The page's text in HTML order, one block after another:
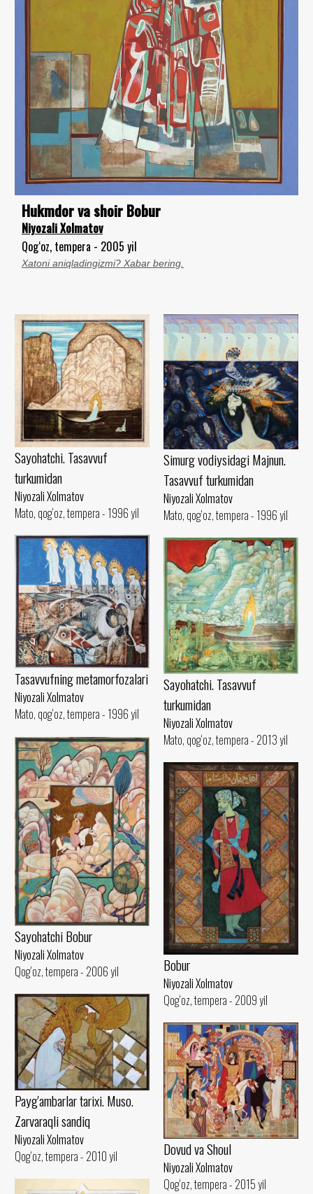
Hukmdor va shoir Bobur
Niyozali Xolmatov
Qog‘oz, tempera - 2005 yil
Xatoni aniqladingizmi? Xabar bering.
Sayohatchi. Tasavvuf
turkumidan
Niyozali Xolmatov
Mato, qog‘oz, tempera - 1996 yil
Simurg vodiysidagi Majnun.
Tasavvuf turkumidan
Niyozali Xolmatov
Mato, qog‘oz, tempera - 1996 yil
Tasavvufning metamorfozalari
Niyozali Xolmatov
Mato, qog‘oz, tempera - 1996 yil
Sayohatchi. Tasavvuf
turkumidan
Niyozali Xolmatov
Mato, qog‘oz, tempera - 2013 yil
Sayohatchi Bobur
Niyozali Xolmatov
Qog‘oz, tempera - 2006 yil
Bobur
Niyozali Xolmatov
Qog‘oz, tempera - 2009 yil
Payg'ambarlar tarixi. Muso.
Zarvaraqli sandiq
Niyozali Xolmatov
Qog‘oz, tempera - 2010 yil
Dovud va Shoul
Niyozali Xolmatov
Qog‘oz, tempera - 2015 yil